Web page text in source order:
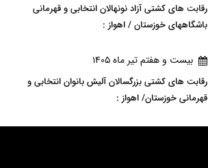
رقابت های کشتی آزاد نونهالان انتخابی و قهرمانی
باشگاههای خوزستان / اهواز :
بيست و هفتم تير ماه 1405
رقابت های کشتی بزرگسالان آلیش بانوان انتخابی و
قهرمانی خوزستان/ اهواز :